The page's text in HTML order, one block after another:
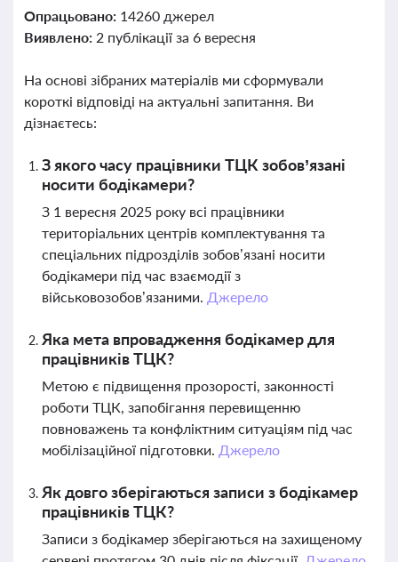
Опрацьовано: 14260 джерел
Виявлено: 2 публікації за 6 вересня
На основі зібраних матеріалів ми сформували
короткі відповіді на актуальні запитання. Ви
дізнаєтесь:
З якого часу працівники ТЦК зобов’язані
носити бодікамери?
З 1 вересня 2025 року всі працівники
територіальних центрів комплектування та
спеціальних підрозділів зобов’язані носити
бодікамери під час взаємодії з
військовозобов’язаними. Джерело
Яка мета впровадження бодікамер для
працівників ТЦК?
Метою є підвищення прозорості, законності
роботи ТЦК, запобігання перевищенню
повноважень та конфліктним ситуаціям під час
мобілізаційної підготовки. Джерело
Як довго зберігаються записи з бодікамер
працівників ТЦК?
Записи з бодікамер зберігаються на захищеному